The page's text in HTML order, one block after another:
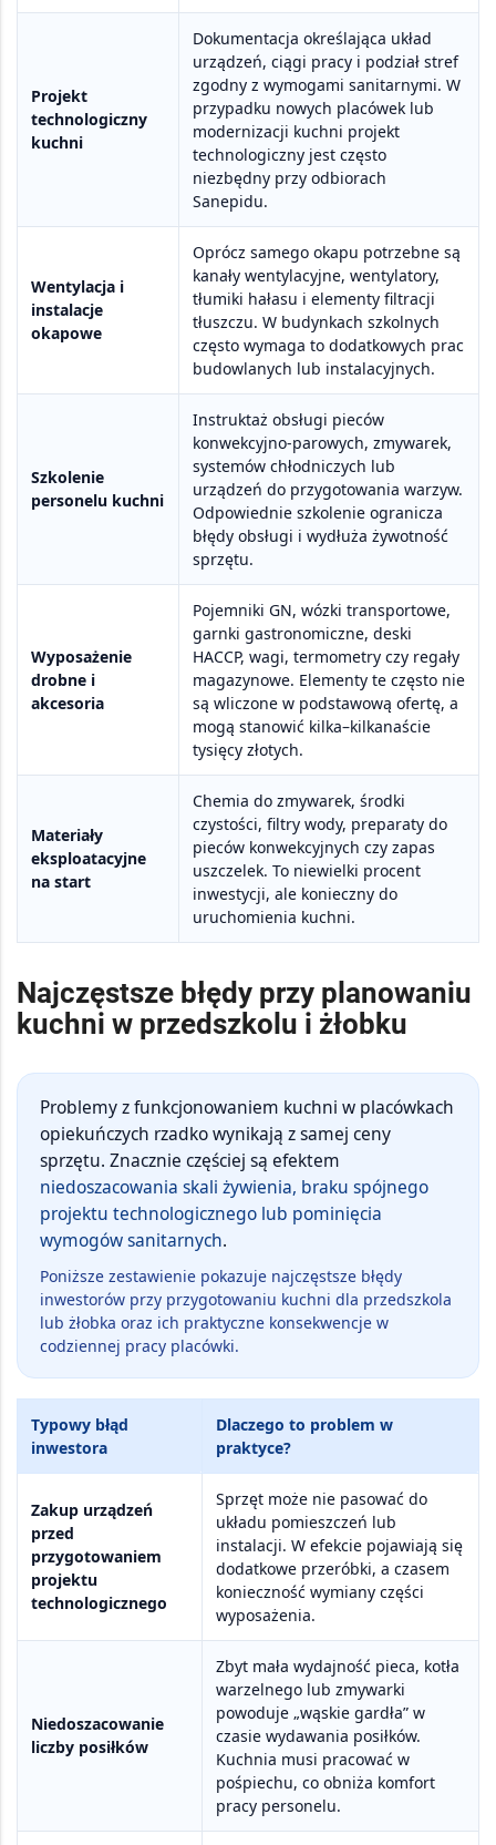
Projekt
technologiczny
kuchni
Dokumentacja określająca układ
urządzeń, ciągi pracy i podział stref
zgodny z wymogami sanitarnymi. W
przypadku nowych placówek lub
modernizacji kuchni projekt
technologiczny jest często
niezbędny przy odbiorach
Sanepidu.
Wentylacja i
instalacje
okapowe
Oprócz samego okapu potrzebne są
kanały wentylacyjne, wentylatory,
tłumiki hałasu i elementy filtracji
tłuszczu. W budynkach szkolnych
często wymaga to dodatkowych prac
budowlanych lub instalacyjnych.
Szkolenie
personelu kuchni
Instruktaż obsługi pieców
konwekcyjno-parowych, zmywarek,
systemów chłodniczych lub
urządzeń do przygotowania warzyw.
Odpowiednie szkolenie ogranicza
błędy obsługi i wydłuża żywotność
sprzętu.
Wyposażenie
drobne i
akcesoria
Pojemniki GN, wózki transportowe,
garnki gastronomiczne, deski
HACCP, wagi, termometry czy regały
magazynowe. Elementy te często nie
są wliczone w podstawową ofertę, a
mogą stanowić kilka–kilkanaście
tysięcy złotych.
Materiały
eksploatacyjne
na start
Chemia do zmywarek, środki
czystości, filtry wody, preparaty do
pieców konwekcyjnych czy zapas
uszczelek. To niewielki procent
inwestycji, ale konieczny do
uruchomienia kuchni.
Najczęstsze błędy przy planowaniu
kuchni w przedszkolu i żłobku
Problemy z funkcjonowaniem kuchni w placówkach
opiekuńczych rzadko wynikają z samej ceny
sprzętu. Znacznie częściej są efektem
niedoszacowania skali żywienia, braku spójnego
projektu technologicznego lub pominięcia
wymogów sanitarnych.
Poniższe zestawienie pokazuje najczęstsze błędy
inwestorów przy przygotowaniu kuchni dla przedszkola
lub żłobka oraz ich praktyczne konsekwencje w
codziennej pracy placówki.
Typowy błąd
inwestora
Dlaczego to problem w
praktyce?
Zakup urządzeń
przed
przygotowaniem
projektu
technologicznego
Sprzęt może nie pasować do
układu pomieszczeń lub
instalacji. W efekcie pojawiają się
dodatkowe przeróbki, a czasem
konieczność wymiany części
wyposażenia.
Niedoszacowanie
liczby posiłków
Zbyt mała wydajność pieca, kotła
warzelnego lub zmywarki
powoduje „wąskie gardła” w
czasie wydawania posiłków.
Kuchnia musi pracować w
pośpiechu, co obniża komfort
pracy personelu.